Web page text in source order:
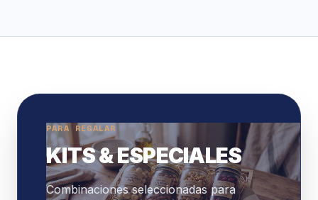
PARA REGALAR
KITS & ESPECIALES
Combinaciones seleccionadas para